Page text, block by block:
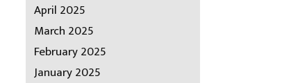
April 2025
March 2025
February 2025
January 2025